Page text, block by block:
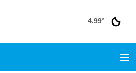
4.99°